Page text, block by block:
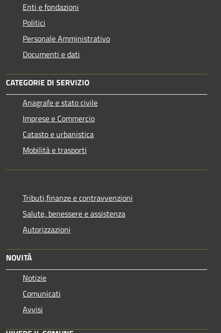
Enti e fondazioni
Politici
Personale Amministrativo
Documenti e dati
CATEGORIE DI SERVIZIO
Anagrafe e stato civile
Imprese e Commercio
Catasto e urbanistica
Mobilità e trasporti
Tributi,finanze e contravvenzioni
Salute, benessere e assistenza
Autorizzazioni
NOVITÀ
Notizie
Comunicati
Avvisi